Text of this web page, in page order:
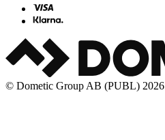
© Dometic Group AB (PUBL) 2026